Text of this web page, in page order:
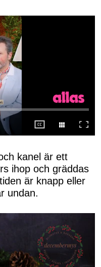
kanel är ett
ihop och gräddas
är knapp eller
undan.